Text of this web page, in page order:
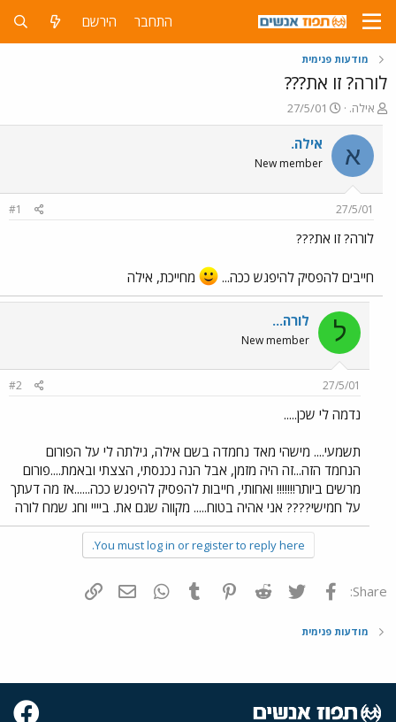
התחבר הירשם
מודעות פנימית
לורה? זו את???
פ
ו
ת
ח
ה
ש
א
אילה.
פ
ו
ר
27/5/01
א אילה.
New member
27/5/01
#1
לורה? זו את???
חייבים להפסיק להיפגש ככה... מחייכת, אילה
ל לורה...
New member
27/5/01
#2
נדמה לי שכן.....
תשמעי.... מישהי מאד נחמדה בשם אילה, גילתה לי על הפורום
הנחמד הזה...זה היה מזמן, אבל הנה נכנסתי, הצצתי ובאמת....פורום
מרשים ביותר!!!!!!! ואחותי, חייבות להפסיק להיפגש ככה......אז מה דעתך
על חמישי???? אני אהיה בטוח..... מקווה שגם את. ביייי וחג שמח לורה
You must log in or register to reply here.
Share: פייסבוק Twitter
Reddit
Pinterest
Tumblr
WhatsAppדואר אלקטרוני
מודעות פנימית